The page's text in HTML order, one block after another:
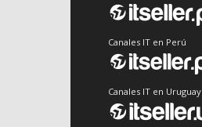
Canales IT en Perú
Canales IT en Uruguay